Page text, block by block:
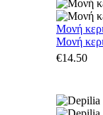
Μονή
Μονή
€14.50